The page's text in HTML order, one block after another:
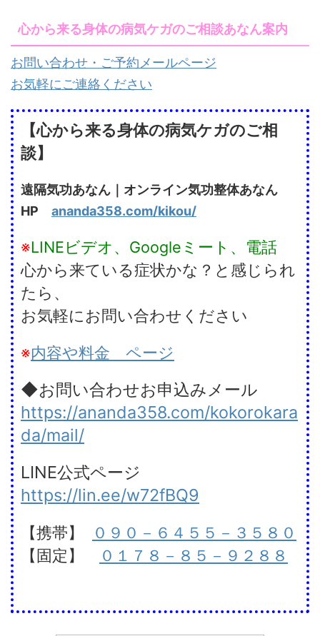
心から来る身体の病気ケガのご相談あなん案内
お問い合わせ・ご予約メールページ
お気軽にご連絡ください
【心から来る身体の病気ケガのご相
談】
遠隔気功あなん｜オンライン気功整体あなん
HP ananda358.com/kikou/
※LINEビデオ、Googleミート、電話
心から来ている症状かな？と感じられ
たら、
お気軽にお問い合わせください
※内容や料金 ページ
◆お問い合わせお申込みメール
https://ananda358.com/kokorokara
da/mail/
LINE公式ページ
https://lin.ee/w72fBQ9
【携帯】
０９０－６４５５－３５８０
【固定】
０１７８－８５－９２８８